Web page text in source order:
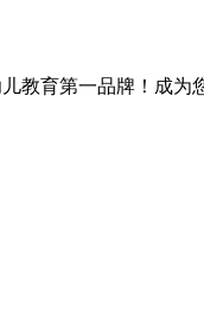
教育第一品牌！成为